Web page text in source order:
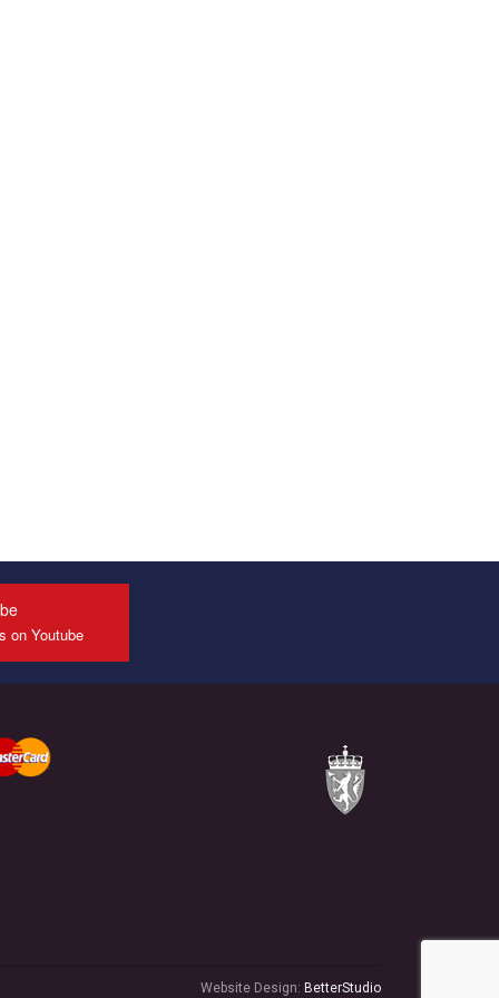
on Youtube
Website Design: BetterStudio